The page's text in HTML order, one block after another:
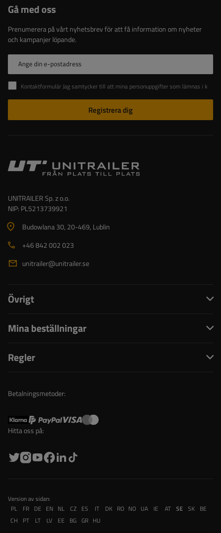
Gå med oss
Prenumerera på vårt nyhetsbrev för att få information om nyheter
och kampanjer löpande.
Ange din e-postadress
Kontaktformulär Jag samtycker till att mina personuppgifter som lämnas i kontaktformuläret behandlas i enlighet med Europaparlamentets och rådets förordning (EU).
Registrera dig
UNITRAILER Sp. z o.o.
NIP: PL5213739921
Budowlana 30, 20-469, Lublin
+46 842 002 023
unitrailer@unitrailer.se
Övrigt
Mina beställningar
Regler
Betalningsmetoder:
Hitta oss på:
Version av sidan:
PL
FR DE EN NL CZ ES IT DK RO NO UA IE AT SE SK BE
CH
PT LT LV EE BG GR HU